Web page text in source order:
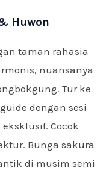
Huwon
taman rahasia
nuansanya
Tur ke
dengan sesi
Cocok
Bunga sakura
di musim semi